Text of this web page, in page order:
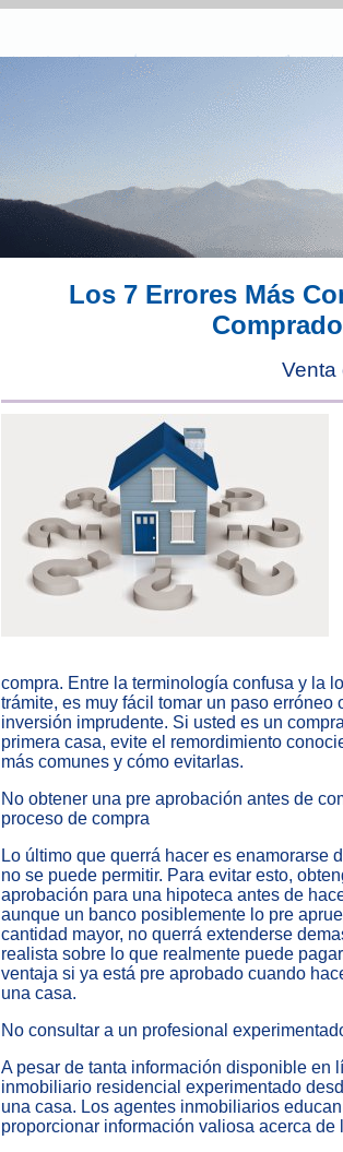
Los 7 Errores Más
Venta
compra. Entre la terminología confusa y la
trámite, es muy fácil tomar un paso erróneo
inversión imprudente. Si usted es un
primera casa, evite el remordimiento
más comunes y cómo evitarlas.
No obtener una pre aprobación antes de
proceso de compra
Lo último que querrá hacer es enamorarse
no se puede permitir. Para evitar esto,
aprobación para una hipoteca antes de
aunque un banco posiblemente lo pre
cantidad mayor, no querrá extenderse
realista sobre lo que realmente puede
ventaja si ya está pre aprobado cuando
una casa.
No consultar a un profesional
A pesar de tanta información disponible en
inmobiliario residencial experimentado
una casa. Los agentes inmobiliarios
proporcionar información valiosa acerca